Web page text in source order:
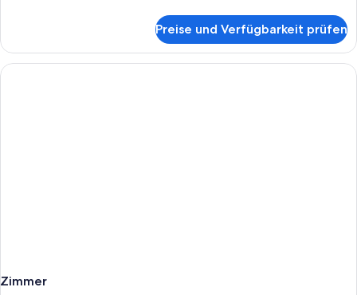
Double
Room
Preise und Verfügbarkeit prüfen
Zimmer